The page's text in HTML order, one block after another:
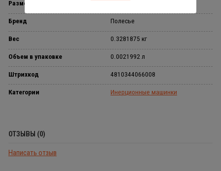
Размер упаковки
Бренд Полесье
Вес 0.3281875 кг
Объем в упаковке 0.0021992 л
Штрихкод 4810344066008
Категории Инерционные машинки
ОТЗЫВЫ (0)
Написать отзыв